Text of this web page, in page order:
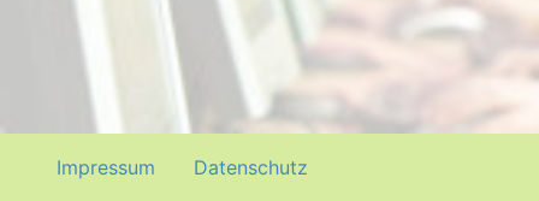
Impressum Datenschutz